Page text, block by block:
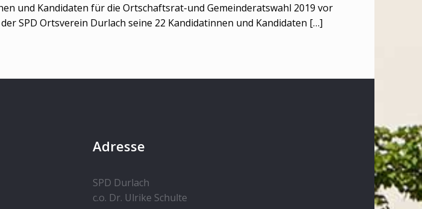
und Kandidaten für die Ortschaftsrat-und Gemeinderatswahl 2019 vor
SPD Ortsverein Durlach seine 22 Kandidatinnen und Kandidaten […]
Adresse
SPD Durlach
c.o. Dr. Ulrike Schulte